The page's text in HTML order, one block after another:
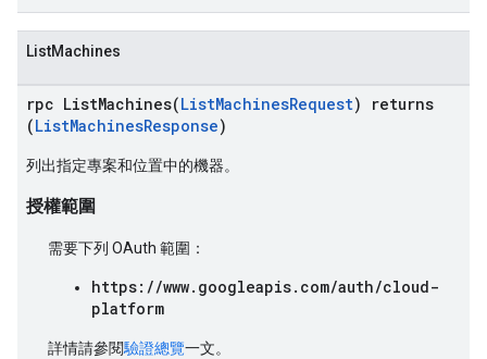
ListMachines
rpc ListMachines(ListMachinesRequest) returns
(ListMachinesResponse)
列出指定專案和位置中的機器。
授權範圍
需要下列 OAuth 範圍：
https://www.googleapis.com/auth/cloud-
platform
詳情請參閱驗證總覽一文。